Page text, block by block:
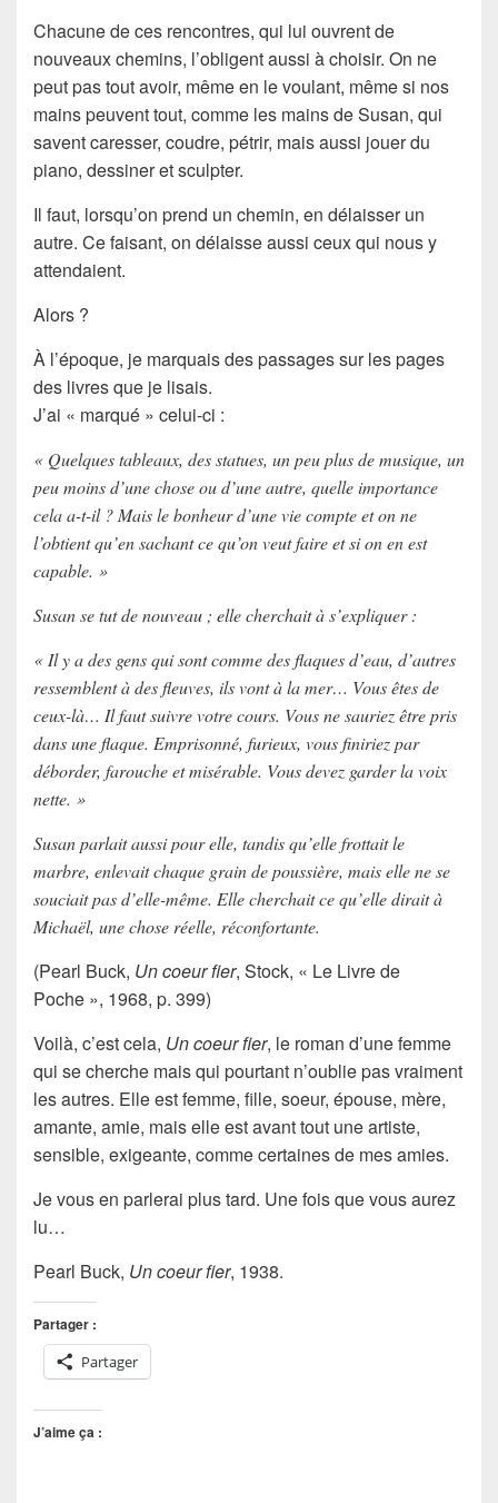
Chacune de ces rencontres, qui lui ouvrent de
nouveaux chemins, l’obligent aussi à choisir. On ne
peut pas tout avoir, même en le voulant, même si nos
mains peuvent tout, comme les mains de Susan, qui
savent caresser, coudre, pétrir, mais aussi jouer du
piano, dessiner et sculpter.
Il faut, lorsqu’on prend un chemin, en délaisser un
autre. Ce faisant, on délaisse aussi ceux qui nous y
attendaient.
Alors ?
À l’époque, je marquais des passages sur les pages
des livres que je lisais.
J’ai « marqué » celui-ci :
« Quelques tableaux, des statues, un peu plus de musique, un
peu moins d’une chose ou d’une autre, quelle importance
cela a-t-il ? Mais le bonheur d’une vie compte et on ne
l’obtient qu’en sachant ce qu’on veut faire et si on en est
capable. »
Susan se tut de nouveau ; elle cherchait à s’expliquer :
« Il y a des gens qui sont comme des flaques d’eau, d’autres
ressemblent à des fleuves, ils vont à la mer… Vous êtes de
ceux-là… Il faut suivre votre cours. Vous ne sauriez être pris
dans une flaque. Emprisonné, furieux, vous finiriez par
déborder, farouche et misérable. Vous devez garder la voix
nette. »
Susan parlait aussi pour elle, tandis qu’elle frottait le
marbre, enlevait chaque grain de poussière, mais elle ne se
souciait pas d’elle-même. Elle cherchait ce qu’elle dirait à
Michaël, une chose réelle, réconfortante.
(Pearl Buck, Un coeur fier, Stock, « Le Livre de
Poche », 1968, p. 399)
Voilà, c’est cela, Un coeur fier, le roman d’une femme
qui se cherche mais qui pourtant n’oublie pas vraiment
les autres. Elle est femme, fille, soeur, épouse, mère,
amante, amie, mais elle est avant tout une artiste,
sensible, exigeante, comme certaines de mes amies.
Je vous en parlerai plus tard. Une fois que vous aurez
lu…
Pearl Buck, Un coeur fier, 1938.
Partager :
Partager
J’aime ça :